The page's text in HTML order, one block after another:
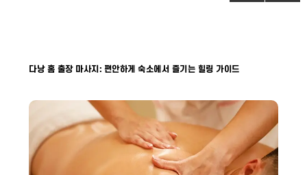
다낭 홈 출장 마사지: 편안하게 숙소에서 즐기는 힐링 가이드